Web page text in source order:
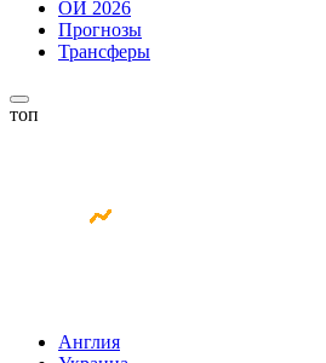
ОИ 2026
Прогнозы
Трансферы
топ
Англия